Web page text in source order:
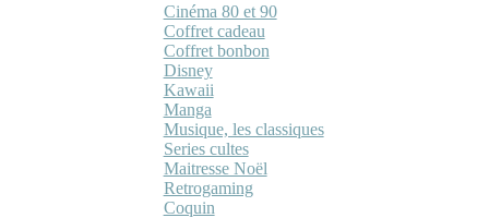
Cinéma 80 et 90
Coffret cadeau
Coffret bonbon
Disney
Kawaii
Manga
Musique, les classiques
Series cultes
Maitresse Noël
Retrogaming
Coquin